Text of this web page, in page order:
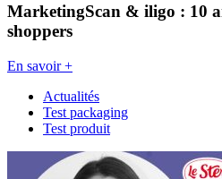
MarketingScan & iligo : 10
shoppers
En savoir +
Actualités
Test packaging
Test produit